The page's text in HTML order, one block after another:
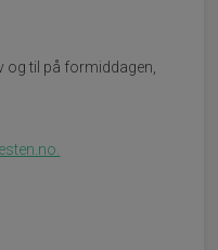
og til på formiddagen,